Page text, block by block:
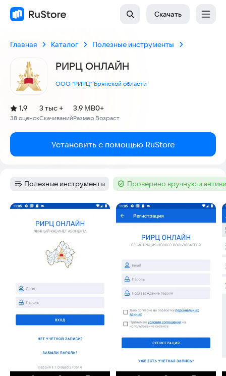
Скачать
Главная Каталог Полезные инструменты
РИРЦ ОНЛАЙН
ООО "РИРЦ" Брянской области
Рейтинг:
1,9
(
38 оценок
)
Скачиваний
3 тыс +
Размер
3.9 MB
Возраст
0+
Установить с помощью RuStore
Категория:
Полезные инструменты Тег :Проверено вручную и
Скриншоты